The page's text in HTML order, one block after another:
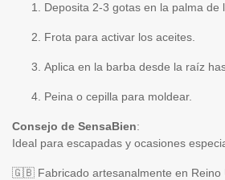
Deposita 2-3 gotas en la palma de
Frota para activar los aceites.
Aplica en la barba desde la raíz
Peina o cepilla para moldear.
Consejo de SensaBien:
Ideal para escapadas y ocasiones
🇬🇧 Fabricado artesanalmente en Reino